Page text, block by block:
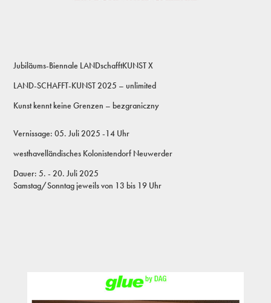
Jubiläums-Biennale LANDschafftKUNST X
LAND-SCHAFFT-KUNST 2025 – unlimited
Kunst kennt keine Grenzen – bezgraniczny
Vernissage: 05. Juli 2025 -14 Uhr
westhavelländisches Kolonistendorf Neuwerder
Dauer: 5. - 20. Juli 2025
Samstag/Sonntag jeweils von 13 bis 19 Uhr ​​​​​​​